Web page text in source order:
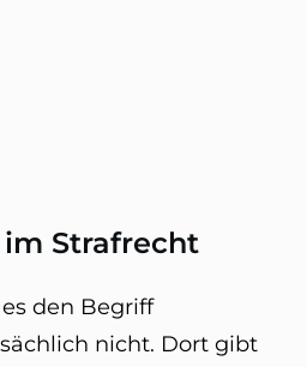
Strafrecht
den Begriff
nicht. Dort gibt